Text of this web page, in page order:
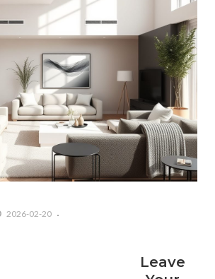
2026-02-20
Leave